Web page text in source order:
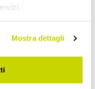
Mostra dettagli
subito!